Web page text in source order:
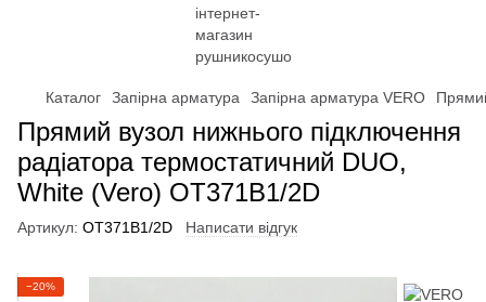
Каталог Запірна арматура Запірна арматура VERO
Прямий вузол нижнього підключення
радіатора термостатичний DUO,
White (Vero) OT371B1/2D
Артикул: OT371B1/2D Написати відгук
−20%